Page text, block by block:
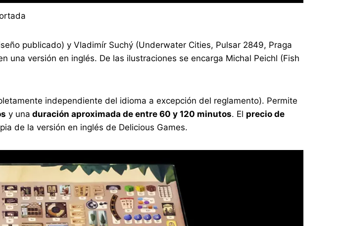
publicado) y Vladimír Suchý (Underwater Cities, Pulsar 2849, Praga
una versión en inglés. De las ilustraciones se encarga Michal Peichl (Fish
independiente del idioma a excepción del reglamento). Permite
y una duración aproximada de entre 60 y 120 minutos. El precio de
de la versión en inglés de Delicious Games.